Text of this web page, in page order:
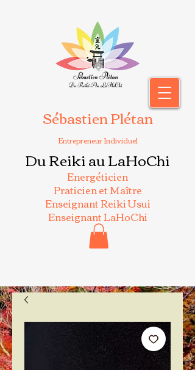
Sébastien Plétan
Entrepreneur Individuel
Du Reiki au LaHoChi
Energéticien
Praticien et Maître
Enseignant Reiki Usui
Enseignant LaHoChi